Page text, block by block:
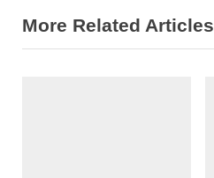
articole
v
i
x
t
More Related Articles